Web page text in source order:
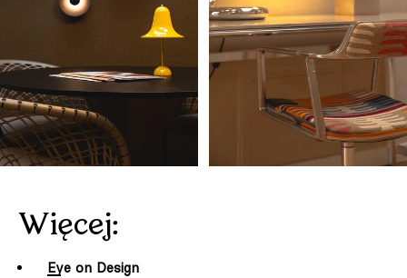
Więcej:
Eye on Design